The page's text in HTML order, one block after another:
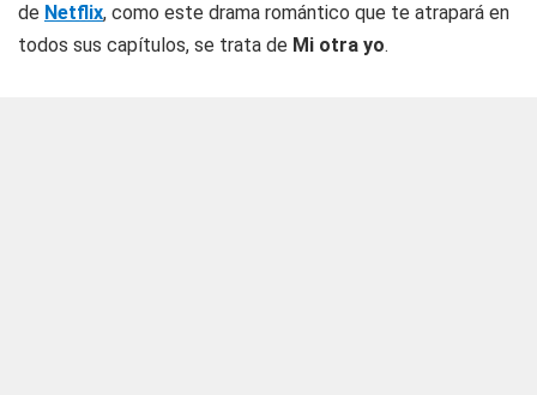
de Netflix, como este drama romántico que te atrapará en
todos sus capítulos, se trata de Mi otra yo.